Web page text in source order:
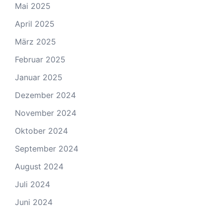
Mai 2025
April 2025
März 2025
Februar 2025
Januar 2025
Dezember 2024
November 2024
Oktober 2024
September 2024
August 2024
Juli 2024
Juni 2024